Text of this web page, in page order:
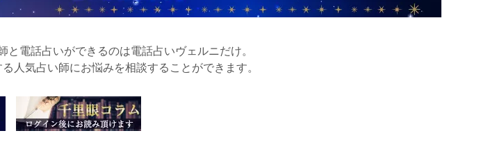
電話占いができるのは電話占いヴェルニだけ。
人気占い師にお悩みを相談することができます。